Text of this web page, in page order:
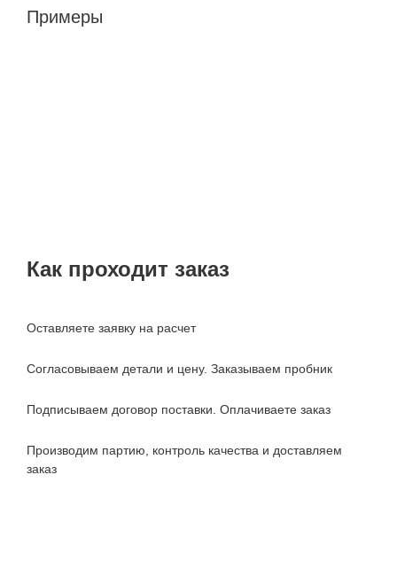
Примеры
Как проходит заказ
Оставляете заявку на расчет
Согласовываем детали и цену. Заказываем пробник
Подписываем договор поставки. Оплачиваете заказ
Производим партию, контроль качества и доставляем
заказ